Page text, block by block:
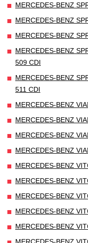
MERCEDES-BENZ
MERCEDES-BENZ
MERCEDES-BENZ
MERCEDES-BENZ
509 CDI
MERCEDES-BENZ
511 CDI
MERCEDES-BENZ
MERCEDES-BENZ
MERCEDES-BENZ
MERCEDES-BENZ
MERCEDES-BENZ
MERCEDES-BENZ
MERCEDES-BENZ
MERCEDES-BENZ
MERCEDES-BENZ